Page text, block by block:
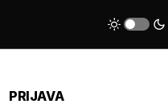
PRIJAVA